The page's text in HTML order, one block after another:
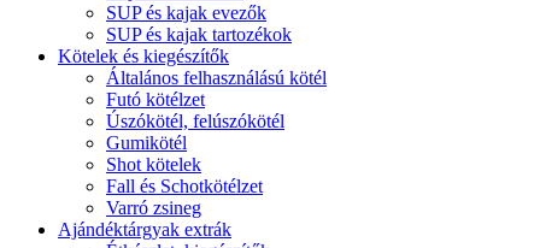
SUP és kajak evezők
SUP és kajak tartozékok
Kötelek és kiegészítők
Általános felhasználású kötél
Futó kötélzet
Úszókötél, felúszókötél
Gumikötél
Shot kötelek
Fall és Schotkötélzet
Varró zsineg
Ajándéktárgyak extrák